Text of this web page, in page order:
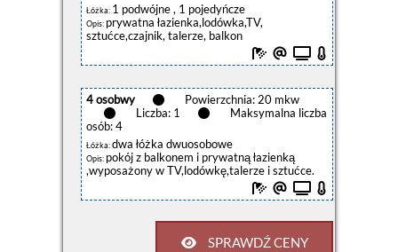
Łóżka: 1 podwójne , 1 pojedyńcze
Opis: prywatna łazienka,lodówka,TV,
sztućce,czajnik, talerze, balkon
4 osobwy
Powierzchnia: 20 mkw
Liczba: 1
Maksymalna liczba
osób: 4
Łóżka:dwa łóżka dwuosobowe
Opis: pokój z balkonem i prywatną łazienką
,wyposażony w TV,lodówkę,talerze i sztućce.
SPRAWDŹ CENY